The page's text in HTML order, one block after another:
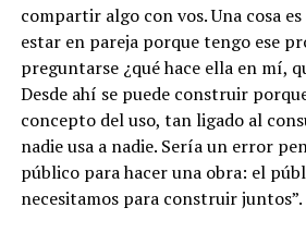
compartir algo con vos. Una cosa
estar en pareja porque tengo ese
preguntarse ¿qué hace ella en mí,
Desde ahí se puede construir
concepto del uso, tan ligado al
nadie usa a nadie. Sería un error
público para hacer una obra: el
necesitamos para construir juntos”.